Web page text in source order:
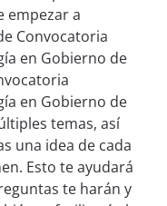
empezar a
Convocatoria
en Gobierno de
en Gobierno de
temas, así
una idea de cada
Esto te ayudará
te harán y